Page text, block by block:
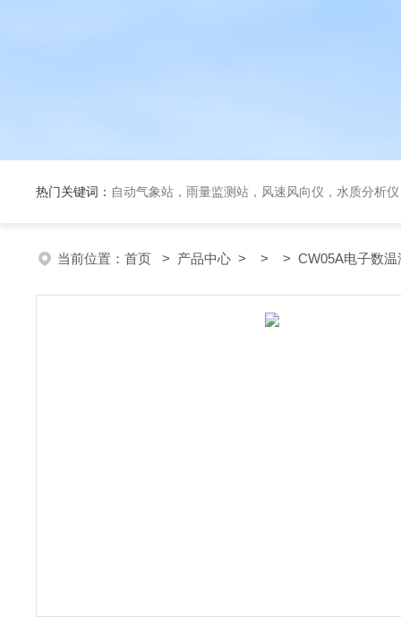
热门关键词： 自动气象站，雨量监测站，风速风向仪，水质分析
当前位置： 首页 > 产品中心 > > > CW05A电子数温